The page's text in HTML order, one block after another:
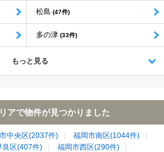
松島 (47件)
多の津 (33件)
もっと見る
アで物件が見つかりました
中央区(2037件)
福岡市南区(1044件)
良区(407件)
福岡市西区(290件)